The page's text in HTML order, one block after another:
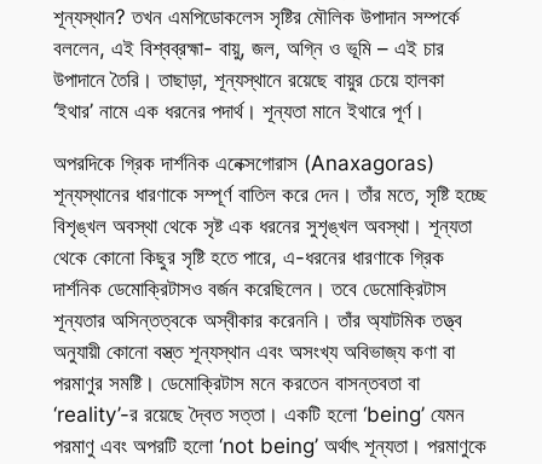
শূন্যস্থান? তখন এমপিডোকলেস সৃষ্টির মৌলিক উপাদান সম্পর্কে
বললেন, এই বিশ্বব্রহ্মা- বায়ু, জল, অগ্নি ও ভূমি – এই চার
উপাদানে তৈরি। তাছাড়া, শূন্যস্থানে রয়েছে বায়ুর চেয়ে হালকা
‘ইথার’ নামে এক ধরনের পদার্থ। শূন্যতা মানে ইথারে পূর্ণ।
অপরদিকে গ্রিক দার্শনিক এনেক্সগোরাস (Anaxagoras)
শূন্যস্থানের ধারণাকে সম্পূর্ণ বাতিল করে দেন। তাঁর মতে, সৃষ্টি হচ্ছে
বিশৃঙ্খল অবস্থা থেকে সৃষ্ট এক ধরনের সুশৃঙ্খল অবস্থা। শূন্যতা
থেকে কোনো কিছুর সৃষ্টি হতে পারে, এ-ধরনের ধারণাকে গ্রিক
দার্শনিক ডেমোক্রিটাসও বর্জন করেছিলেন। তবে ডেমোক্রিটাস
শূন্যতার অসিন্তত্বকে অস্বীকার করেননি। তাঁর অ্যাটমিক তত্ত্ব
অনুযায়ী কোনো বস্ত্ত শূন্যস্থান এবং অসংখ্য অবিভাজ্য কণা বা
পরমাণুর সমষ্টি। ডেমোক্রিটাস মনে করতেন বাসন্তবতা বা
‘reality’-র রয়েছে দ্বৈত সত্তা। একটি হলো ‘being’ যেমন
পরমাণু এবং অপরটি হলো ‘not being’ অর্থাৎ শূন্যতা। পরমাণুকে